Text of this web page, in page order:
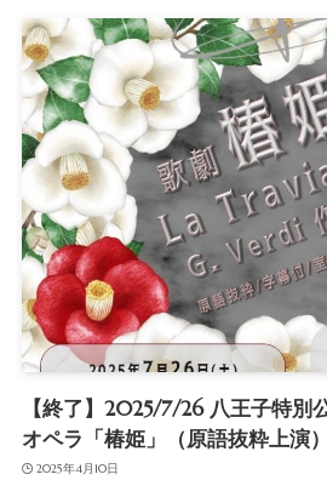
【終了】2025/7/26 八王子特別
オペラ「椿姫」（原語抜粋上演）
2025年4月10日